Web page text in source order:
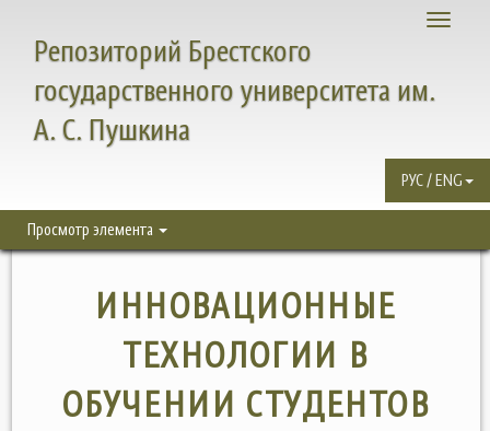
Toggle
Репозиторий Брестского
государственного университета им.
А. С. Пушкина
РУС / ENG
Просмотр элемента
ИННОВАЦИОННЫЕ
ТЕХНОЛОГИИ В
ОБУЧЕНИИ СТУДЕНТОВ